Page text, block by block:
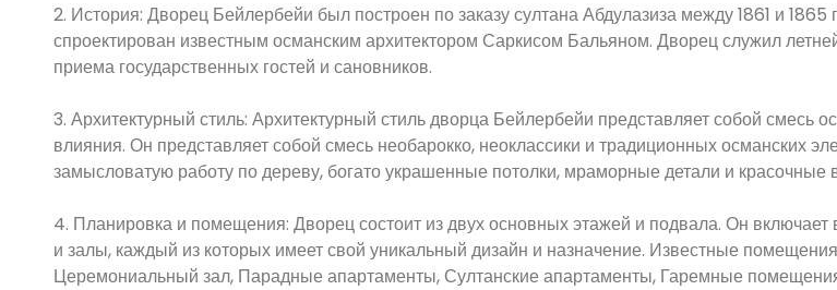
2. История: Дворец Бейлербейи был построен по заказу султана Абдулазиза между 1861 и
спроектирован известным османским архитектором Саркисом Бальяном. Дворец служил
приема государственных гостей и сановников.
3. Архитектурный стиль: Архитектурный стиль дворца Бейлербейи представляет собой смесь
влияния. Он представляет собой смесь необарокко, неоклассики и традиционных османских
замысловатую работу по дереву, богато украшенные потолки, мраморные детали и красочные
4. Планировка и помещения: Дворец состоит из двух основных этажей и подвала. Он
и залы, каждый из которых имеет свой уникальный дизайн и назначение. Известные
Церемониальный зал, Парадные апартаменты, Султанские апартаменты, Гаремные